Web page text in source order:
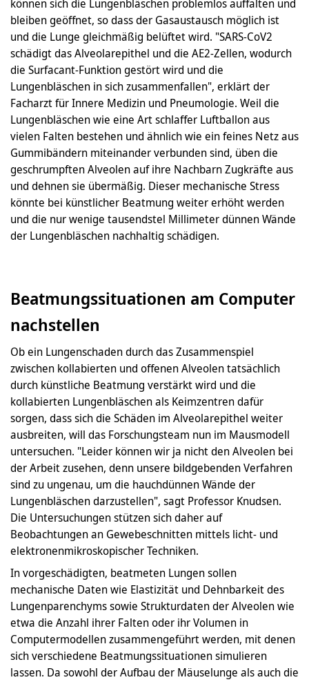
können sich die Lungenbläschen problemlos auffalten und
bleiben geöffnet, so dass der Gasaustausch möglich ist
und die Lunge gleichmäßig belüftet wird. "SARS-CoV2
schädigt das Alveolarepithel und die AE2-Zellen, wodurch
die Surfacant-Funktion gestört wird und die
Lungenbläschen in sich zusammenfallen", erklärt der
Facharzt für Innere Medizin und Pneumologie. Weil die
Lungenbläschen wie eine Art schlaffer Luftballon aus
vielen Falten bestehen und ähnlich wie ein feines Netz aus
Gummibändern miteinander verbunden sind, üben die
geschrumpften Alveolen auf ihre Nachbarn Zugkräfte aus
und dehnen sie übermäßig. Dieser mechanische Stress
könnte bei künstlicher Beatmung weiter erhöht werden
und die nur wenige tausendstel Millimeter dünnen Wände
der Lungenbläschen nachhaltig schädigen.
Beatmungssituationen am Computer
nachstellen
Ob ein Lungenschaden durch das Zusammenspiel
zwischen kollabierten und offenen Alveolen tatsächlich
durch künstliche Beatmung verstärkt wird und die
kollabierten Lungenbläschen als Keimzentren dafür
sorgen, dass sich die Schäden im Alveolarepithel weiter
ausbreiten, will das Forschungsteam nun im Mausmodell
untersuchen. "Leider können wir ja nicht den Alveolen bei
der Arbeit zusehen, denn unsere bildgebenden Verfahren
sind zu ungenau, um die hauchdünnen Wände der
Lungenbläschen darzustellen", sagt Professor Knudsen.
Die Untersuchungen stützen sich daher auf
Beobachtungen an Gewebeschnitten mittels licht- und
elektronenmikroskopischer Techniken.
In vorgeschädigten, beatmeten Lungen sollen
mechanische Daten wie Elastizität und Dehnbarkeit des
Lungenparenchyms sowie Strukturdaten der Alveolen wie
etwa die Anzahl ihrer Falten oder ihr Volumen in
Computermodellen zusammengeführt werden, mit denen
sich verschiedene Beatmungssituationen simulieren
lassen. Da sowohl der Aufbau der Mäuselunge als auch die